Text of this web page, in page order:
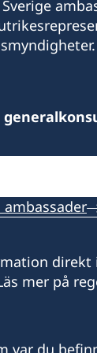
– 15.00
ambassader
direkt
mer på
var du